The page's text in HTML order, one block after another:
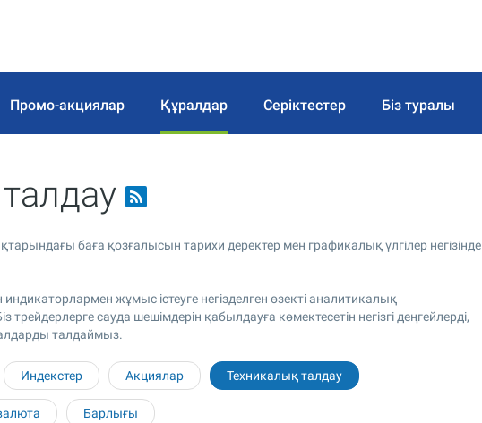
Промо-акциялар Құралдар Серіктестер Біз туралы
баға қозғалысын тарихи деректер мен графикалық үлгілер негізінде
жұмыс істеуге негізделген өзекті аналитикалық
сауда шешімдерін қабылдауға көмектесетін негізгі деңгейлерді,
талдаймыз.
Индекстер Акциялар Техникалық талдау
Барлығы